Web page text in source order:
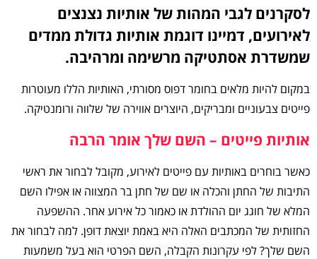
לסקרנים לגבי המהות של אותיות נצנצים
לאירועים, דמיינו דוגמת אותיות גדולת ממדים
שמשדרת אסתטיקה מרשימה ומרהיבה.
במקום להיות מלאים בחומר דפוס מסורתי, האותיות הללו מעוטרות
פייטים צבעוניים ומבריקים, היוצרים אווירה של שלווה ורומנטיקה.
אותיות פייטים – השם שלך אומר הרבה
כאשר בוחרים באותיות עם פייטים לאירוע, מקובל לבחור את ראשי
התיבות של החתן והכלה או שם של חתן בר המצווה או אפילו השם
המלא של חוגג יום ההולדת או כאמור כל אירוע אחר. ההשפעה
החזותית של המכתבים האלה היא באמת יוצאת דופן. למה לבחור את
השם שלך? לפי עקרונות הקבלה, השם הפרטי הוא בעל משמעות